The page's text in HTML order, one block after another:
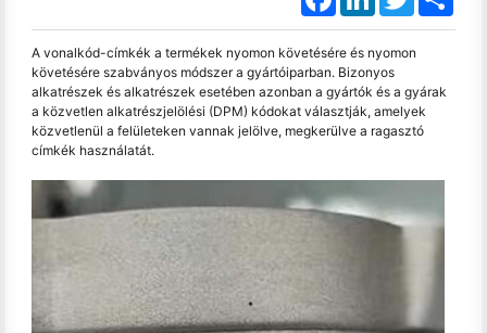
A vonalkód-címkék a termékek nyomon követésére és nyomon
követésére szabványos módszer a gyártóiparban. Bizonyos
alkatrészek és alkatrészek esetében azonban a gyártók és a gyárak
a közvetlen alkatrészjelölési (DPM) kódokat választják, amelyek
közvetlenül a felületeken vannak jelölve, megkerülve a ragasztó
címkék használatát.